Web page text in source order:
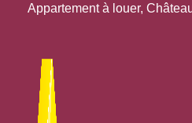
Appartement à louer,